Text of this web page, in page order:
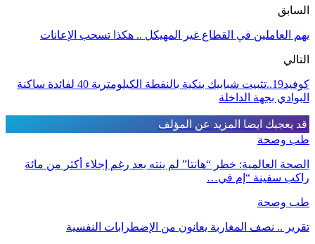
السابق
يهم العاملين في القطاع غير المهيكل .. هكذا تسحب الإعانات
التالي
كوفيد19..تثبيت شبابيك بنكية بالنقطة الكيلومترية 40 لفائدة ساكنة
البوادي بجهة الداخلة
قد يعجبك ايضا المزيد عن المؤلف
طب وصحة
الصحة العالمية: خطر “هانتا” لم ينته بعد رغم إجلاء أكثر من مائة
راكب سفينة “إم في…
طب وصحة
تقرير .. نصف المغاربة يعانون من الإضطرابات النفسية